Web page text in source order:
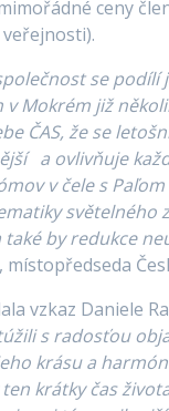
ceny
se
Mokrém již
ČAS, že se
a ovlivňuje
v čele s Paľom
také by redukce
místopředseda
vzkaz Daniele
s radosťou
krásu a
krátky čas